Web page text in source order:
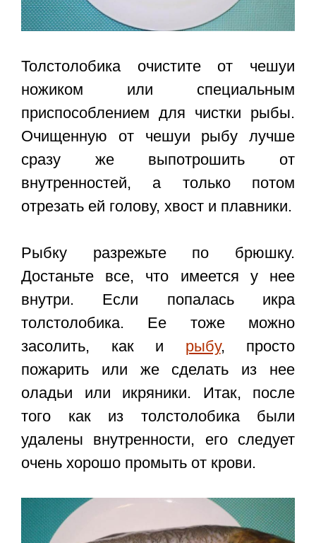
Толстолобика очистите от чешуи
ножиком или специальным
приспособлением для чистки рыбы.
Очищенную от чешуи рыбу лучше
сразу же выпотрошить от
внутренностей, а только потом
отрезать ей голову, хвост и плавники.
Рыбку разрежьте по брюшку.
Достаньте все, что имеется у нее
внутри. Если попалась икра
толстолобика. Ее тоже можно
засолить, как и рыбу, просто
пожарить или же сделать из нее
оладьи или икряники. Итак, после
того как из толстолобика были
удалены внутренности, его следует
очень хорошо промыть от крови.